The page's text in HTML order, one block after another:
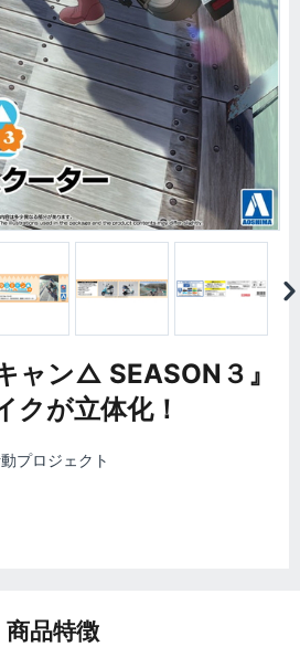
ャン△ SEASON３』
クが立体化！
プロジェクト
商品特徴